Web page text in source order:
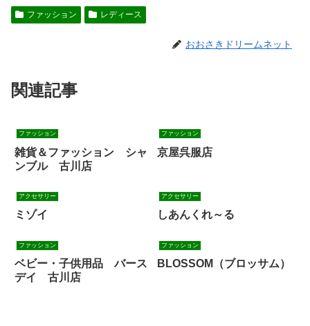
ファッション レディース
おおさきドリームネット
関連記事
ファッション
雑貨＆ファッション シャ
ンブル 古川店
ファッション
京屋呉服店
アクセサリー
ミゾイ
アクセサリー
しあんくれ～る
ファッション
ベビー・子供用品 バース
デイ 古川店
ファッション
BLOSSOM（ブロッサム）